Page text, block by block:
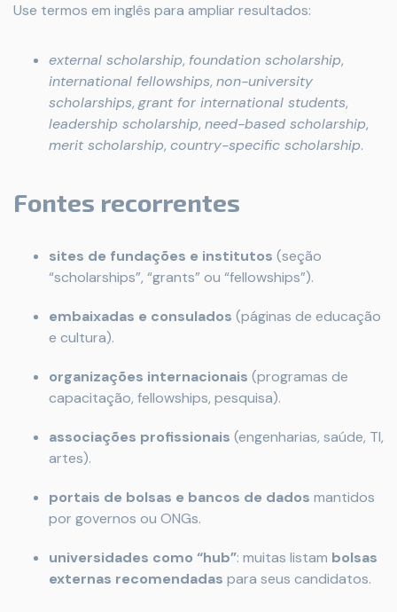
Use termos em inglês para ampliar resultados:
external scholarship, foundation scholarship,
international fellowships, non-university
scholarships, grant for international students,
leadership scholarship, need-based scholarship,
merit scholarship, country-specific scholarship.
Fontes recorrentes
sites de fundações e institutos (seção
“scholarships”, “grants” ou “fellowships”).
embaixadas e consulados (páginas de educação
e cultura).
organizações internacionais (programas de
capacitação, fellowships, pesquisa).
associações profissionais (engenharias, saúde, TI,
artes).
portais de bolsas e bancos de dados mantidos
por governos ou ONGs.
universidades como “hub”: muitas listam bolsas
externas recomendadas para seus candidatos.